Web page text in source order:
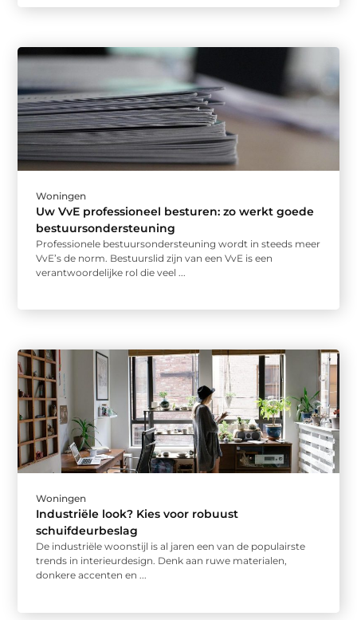
Woningen
Uw VvE professioneel besturen: zo werkt goede
bestuursondersteuning
Professionele bestuursondersteuning wordt in steeds meer
VvE’s de norm. Bestuurslid zijn van een VvE is een
verantwoordelijke rol die veel ...
Woningen
Industriële look? Kies voor robuust
schuifdeurbeslag
De industriële woonstijl is al jaren een van de populairste
trends in interieurdesign. Denk aan ruwe materialen,
donkere accenten en ...